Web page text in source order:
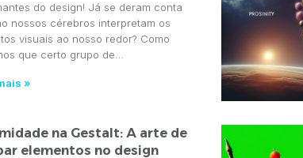
do design! Já se deram conta
nossos cérebros interpretam os
visuais ao nosso redor? Como
que certo grupo de…
»
na Gestalt: A arte de
elementos no design